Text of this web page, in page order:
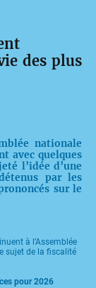
des plus
nationale
avec quelques
l’idée d’une
par les
sur le
à l’Assemblée
sujet de la fiscalité
pour 2026